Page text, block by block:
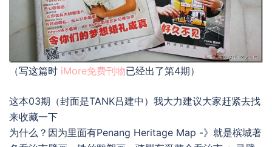
（写这篇时 iMore免费刊物已经出了第4期）
这本03期（封面是TANK吕建中）我大力建议大家赶紧去找
来收藏一下
为什么？因为里面有Penang Heritage Map -》就是槟城著